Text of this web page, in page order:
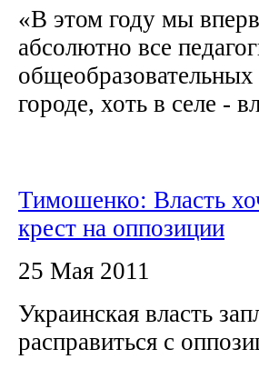
«В этом году мы
абсолютно все
городе, хоть в селе -
Тимошенко: Власть
крест на оппозиции
25 Мая 2011
Украинская власть
расправиться с